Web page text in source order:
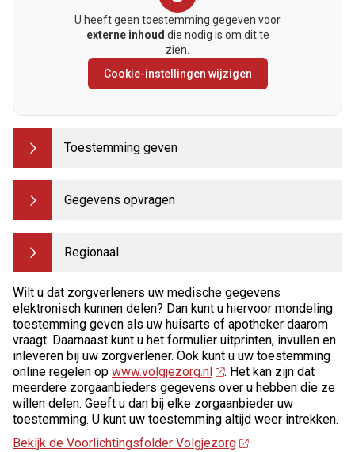
U heeft geen toestemming gegeven voor
externe inhoud die nodig is om dit te
zien.
Cookie-instellingen wijzigen
Toestemming geven
Gegevens opvragen
Regionaal
Wilt u dat zorgverleners uw medische gegevens
elektronisch kunnen delen? Dan kunt u hiervoor mondeling
toestemming geven als uw huisarts of apotheker daarom
vraagt. Daarnaast kunt u het formulier uitprinten, invullen en
inleveren bij uw zorgverlener. Ook kunt u uw toestemming
online regelen op www.volgjezorg.nl
. Het kan zijn dat
meerdere zorgaanbieders gegevens over u hebben die ze
willen delen. Geeft u dan bij elke zorgaanbieder uw
toestemming. U kunt uw toestemming altijd weer intrekken.
Bekijk de Voorlichtingsfolder Volgjezorg